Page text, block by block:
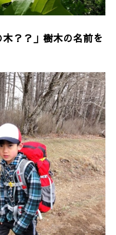
？？」樹木の名前を